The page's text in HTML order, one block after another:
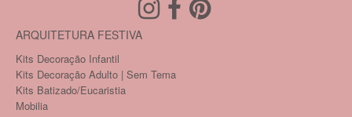
ARQUITETURA FESTIVA
Kits Decoração Infantil
Kits Decoração Adulto | Sem Tema
Kits Batizado/Eucaristia
Mobilia